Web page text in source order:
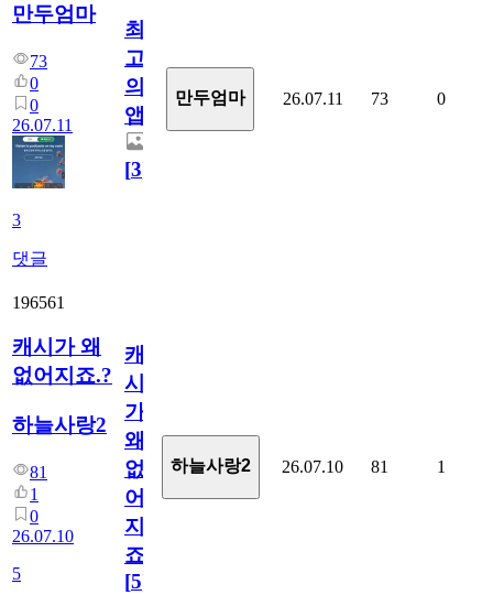
만두엄마
73
0
0
26.07.11
3
댓글
최
고
의
앱.
[3]
만두엄마 26.07.11 73 0
196561
캐시가 왜
없어지죠.?
하늘사랑2
81
1
0
26.07.10
5
캐
시
가
왜
없
어
지
죠.?
[5]
하늘사랑2 26.07.10 81 1